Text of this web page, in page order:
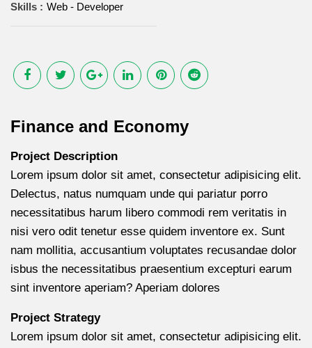
Skills : Web - Developer
Finance and Economy
Project Description
Lorem ipsum dolor sit amet, consectetur adipisicing elit.
Delectus, natus numquam unde qui pariatur porro
necessitatibus harum libero commodi rem veritatis in
nisi vero odit tenetur esse quidem inventore ex. Sunt
nam mollitia, accusantium voluptates recusandae dolor
isbus the necessitatibus praesentium excepturi earum
sint inventore aperiam? Aperiam dolores
Project Strategy
Lorem ipsum dolor sit amet, consectetur adipisicing elit.